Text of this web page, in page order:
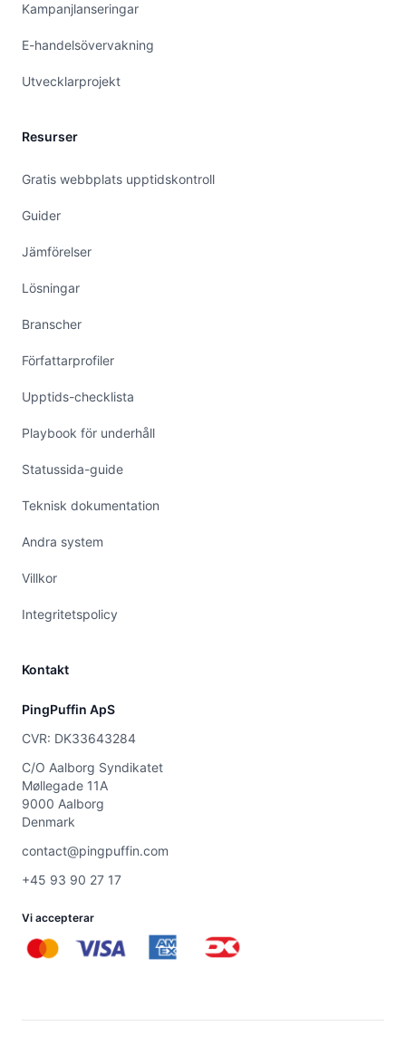
Kampanjlanseringar
E-handelsövervakning
Utvecklarprojekt
Resurser
Gratis webbplats upptidskontroll
Guider
Jämförelser
Lösningar
Branscher
Författarprofiler
Upptids-checklista
Playbook för underhåll
Statussida-guide
Teknisk dokumentation
Andra system
Villkor
Integritetspolicy
Kontakt
PingPuffin ApS
CVR: DK33643284
C/O Aalborg Syndikatet
Møllegade 11A
9000 Aalborg
Denmark
contact@pingpuffin.com
+45 93 90 27 17
Vi accepterar